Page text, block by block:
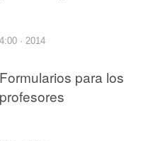
4:00 · 2014
Formularios para los
profesores